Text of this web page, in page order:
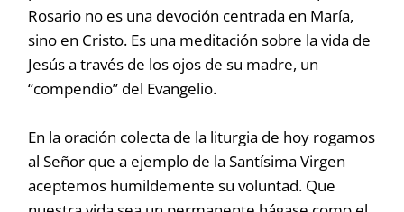
Rosario no es una devoción centrada en María,
sino en Cristo. Es una meditación sobre la vida de
Jesús a través de los ojos de su madre, un
“compendio” del Evangelio.
En la oración colecta de la liturgia de hoy rogamos
al Señor que a ejemplo de la Santísima Virgen
aceptemos humildemente su voluntad. Que